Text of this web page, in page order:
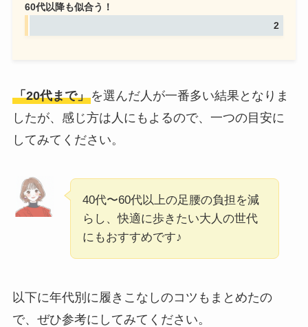
60代以降も似合う！
2
「20代まで」を選んだ人が一番多い結果となりま
したが、感じ方は人にもよるので、一つの目安に
してみてください。
40代〜60代以上の足腰の負担を減
らし、快適に歩きたい大人の世代
にもおすすめです♪
以下に年代別に履きこなしのコツもまとめたの
で、ぜひ参考にしてみてください。